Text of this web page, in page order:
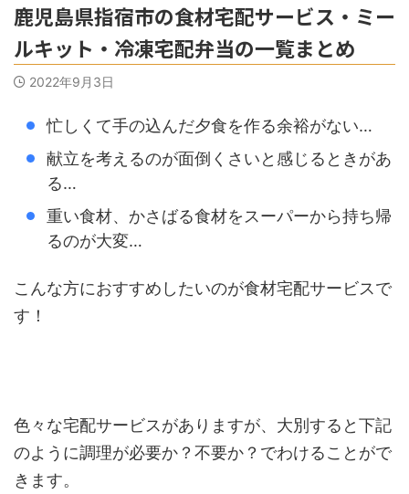
鹿児島県指宿市の食材宅配サービス・ミー
ルキット・冷凍宅配弁当の一覧まとめ
2022年9月3日
忙しくて手の込んだ夕食を作る余裕がない…
献立を考えるのが面倒くさいと感じるときがあ
る…
重い食材、かさばる食材をスーパーから持ち帰
るのが大変…
こんな方におすすめしたいのが食材宅配サービスで
す！
色々な宅配サービスがありますが、大別すると下記
のように調理が必要か？不要か？でわけることがで
きます。